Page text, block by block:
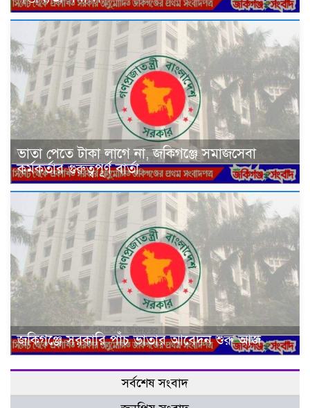
ভাতা পেতে টাকা লাগে না, জকিগঞ্জে সমাজসেবা
কর্মকর্তার গুরুত্বপূর্ণ বার্তা
জকিগঞ্জে সরকারি পাঁচ ভাতার আবেদন শুরু আজ
সর্বশেষ সংবাদ